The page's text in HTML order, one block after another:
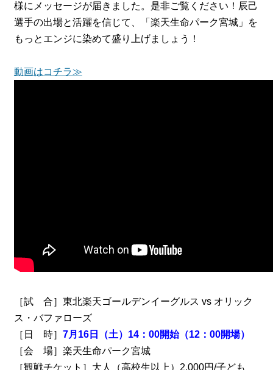
様にメッセージが届きました。是非ご覧ください！辰己
選手の出場と活躍を信じて、「楽天生命パーク宮城」を
もっとエンジに染めて盛り上げましょう！
動画はコチラ≫
［試 合］東北楽天ゴールデンイーグルス vs オリック
ス・バファローズ
［日 時］ 7月16日（土）14：00開始（12：00開場）
［会 場］楽天生命パーク宮城
［観戦チケット］大人（高校生以上）2,000円/子ども